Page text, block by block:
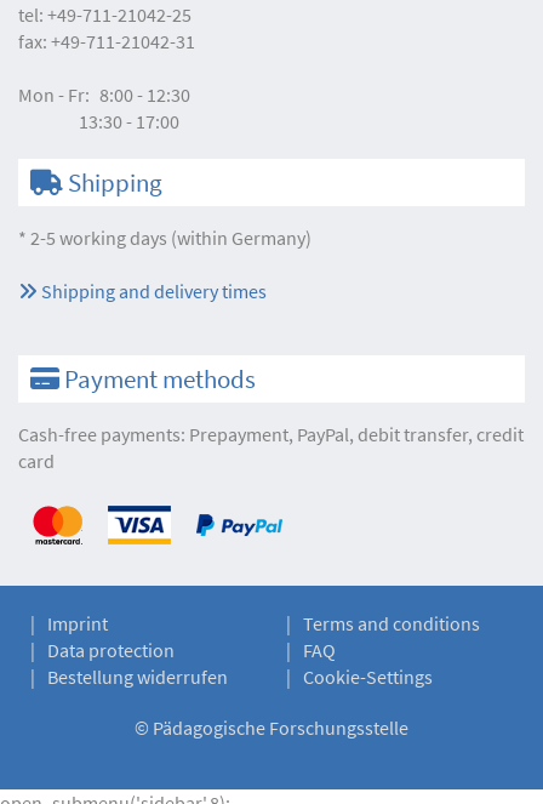
tel: +49-711-21042-25
fax: +49-711-21042-31
Mon - Fr: 8:00 - 12:30
13:30 - 17:00
Shipping
* 2-5 working days (within Germany)
Shipping and delivery times
Payment methods
Cash-free payments: Prepayment, PayPal, debit transfer, credit
card
Imprint
Terms and conditions
Data protection
FAQ
Bestellung widerrufen
Cookie-Settings
© Pädagogische Forschungsstelle